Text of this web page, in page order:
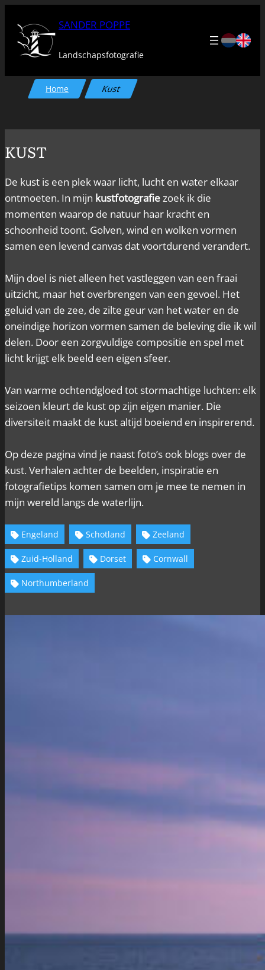
naar
inhoud
SANDER POPPE
Landschapsfotografie
Home Kust
KUST
De kust is een plek waar licht, lucht en water elkaar
ontmoeten. In mijn kustfotografiezoek ik die
momenten waarop de natuur haar kracht en
schoonheid toont. Golven, wind en wolken vormen
samen een levend canvas dat voortdurend verandert.
Mijn doel is niet alleen het vastleggen van een fraai
uitzicht, maar het overbrengen van een gevoel. Het
geluid van de zee, de zilte geur van het water en de
oneindige horizon vormen samen de beleving die ik wil
delen. Door een zorgvuldige compositie en spel met
licht krijgt elk beeld een eigen sfeer.
Van warme ochtendgloed tot stormachtige luchten: elk
seizoen kleurt de kust op zijn eigen manier. Die
diversiteit maakt de kust altijd boeiend en inspirerend.
Op deze pagina vind je naast foto’s ook blogs over de
kust. Verhalen achter de beelden, inspiratie en
fotografietips komen samen om je mee te nemen in
mijn wereld langs de waterlijn.
Engeland Schotland Zeeland
Zuid-Holland Dorset Cornwall
Northumberland